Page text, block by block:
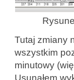
Tutaj zmiany
wszystkim
minutowy
Usunąłem